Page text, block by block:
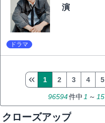
演
ドラマ
96594件中 1 ～ 15
1 2 3 4 5
クローズアップ